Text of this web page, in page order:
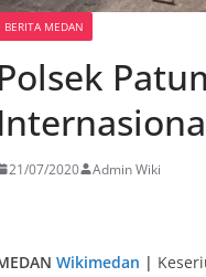
BERITA MEDAN
Polsek
21/07/2020 Admin Wiki
Wikimedan |